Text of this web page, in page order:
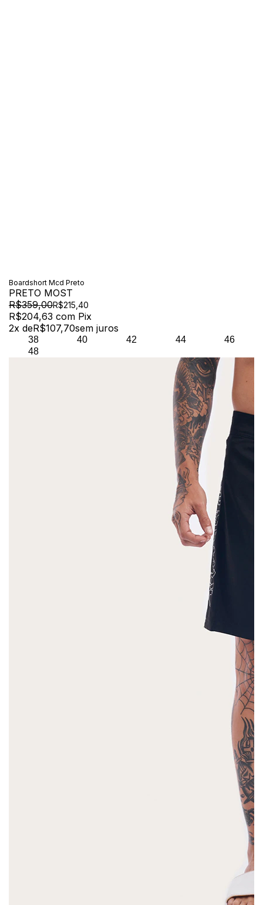
Boardshort Mcd Preto
PRETO MOST
R$359,00R$215,40
R$204,63 com Pix
2x deR$107,70sem juros
38 40 42 44
46
48